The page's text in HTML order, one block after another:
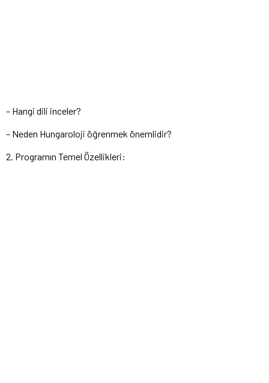
– Hangi dili inceler?
– Neden Hungaroloji öğrenmek önemlidir?
2. Programın Temel Özellikleri: